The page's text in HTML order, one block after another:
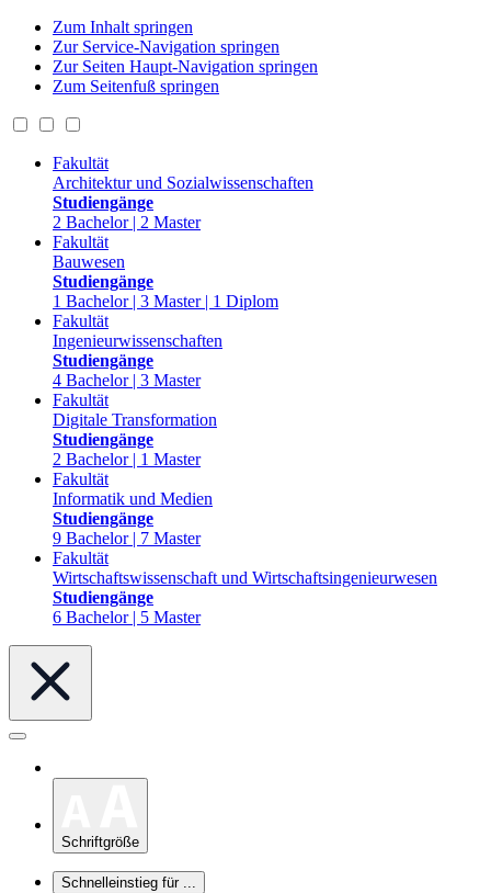
Zum Inhalt springen
Zur Service-Navigation springen
Zur Seiten Haupt-Navigation springen
Zum Seitenfuß springen
Fakultät
Architektur und Sozialwissenschaften
Studiengänge
2 Bachelor | 2 Master
Fakultät
Bauwesen
Studiengänge
1 Bachelor | 3 Master | 1 Diplom
Fakultät
Ingenieurwissenschaften
Studiengänge
4 Bachelor | 3 Master
Fakultät
Digitale Transformation
Studiengänge
2 Bachelor | 1 Master
Fakultät
Informatik und Medien
Studiengänge
9 Bachelor | 7 Master
Fakultät
Wirtschaftswissenschaft und Wirtschaftsingenieurwesen
Studiengänge
6 Bachelor | 5 Master
Schriftgröße
Schnelleinstieg für ...